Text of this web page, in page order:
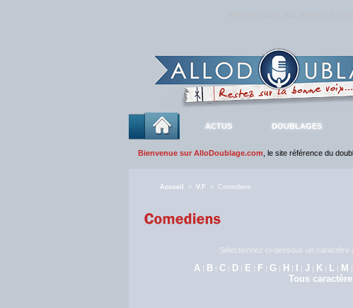
ACTUS DOUBLAGES
Bienvenue sur AlloDoublage.com , le site référence du
Accueil > V.F > Comediens
Sélectionnez ci-dessous un caractère
A | B | C | D | E | F | G | H | I |J | K | L | M |
Tous